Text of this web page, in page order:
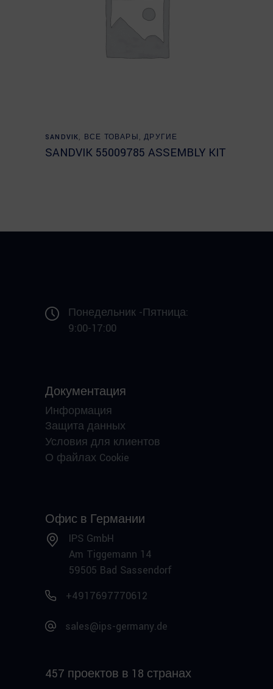
Read more
SANDVIK, ВСЕ ТОВАРЫ ,ДРУГИЕ
SANDVIK 55009785 ASSEMBLY KIT
Понедельник -Пятница:
9:00-17:00
Документация
Информация
Защита данных
Условия для клиентов
О файлах Cookie
Офис в Германии
IPS GmbH
Am Tiggemann 14
59505 Bad Sassendorf
+4917697770612
sales@ips-germany.de
457 проектов в 18 странах